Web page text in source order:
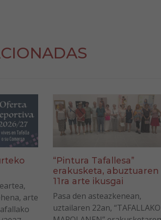
arte
“Pintura Tafallesa”
erakusketa, abuztuaren
11ra arte ikusgai
Pasa den asteazkenean,
uztailaren 22an, “TAFALLAKO